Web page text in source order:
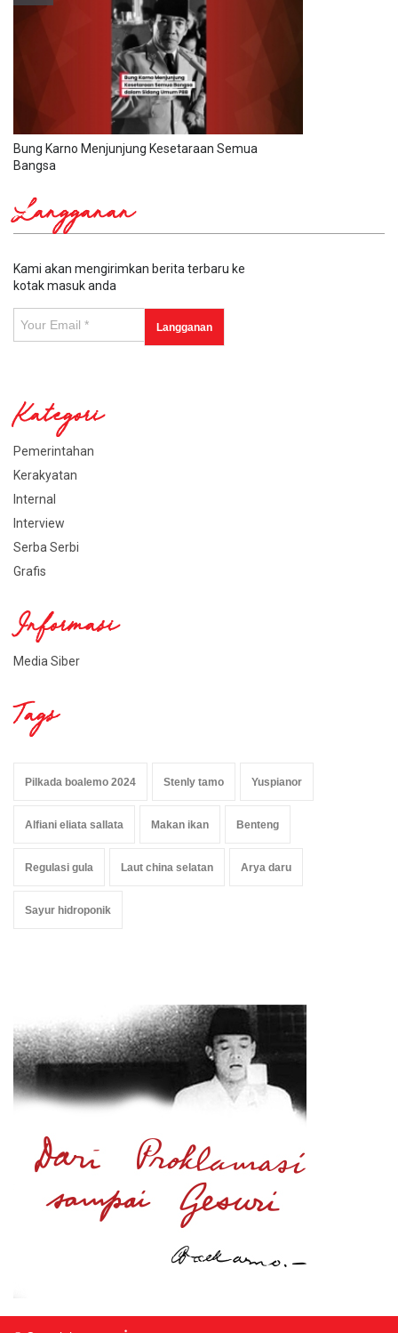
Bung Karno Menjunjung Kesetaraan Semua
Bangsa
Langganan
Kami akan mengirimkan berita terbaru ke
kotak masuk anda
Kategori
Pemerintahan
Kerakyatan
Internal
Interview
Serba Serbi
Grafis
Informasi
Media Siber
Tags
Pilkada boalemo 2024 Stenly tamo Yuspianor
Alfiani eliata sallata Makan ikan Benteng
Regulasi gula Laut china selatan Arya daru
Sayur hidroponik